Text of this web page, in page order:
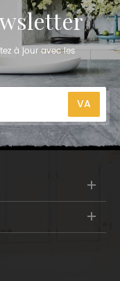
à jour avec les